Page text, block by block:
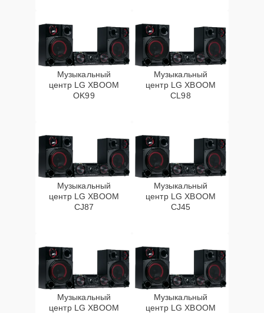
Музыкальный
центр LG XBOOM
OK99
Музыкальный
центр LG XBOOM
CL98
Музыкальный
центр LG XBOOM
CJ87
Музыкальный
центр LG XBOOM
CJ45
Музыкальный
центр LG XBOOM
Музыкальный
центр LG XBOOM